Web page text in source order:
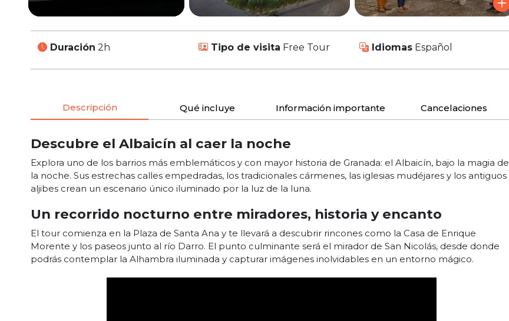
Duración 2h Tipo de visita Free Tour IdiomasEspañol
Descripción Qué incluye Información importante Cancelaciones
Descubre el Albaicín al caer la noche
Explora uno de los barrios más emblemáticos y con mayor historia de Granada: el Albaicín, bajo la magia de
la noche. Sus estrechas calles empedradas, los tradicionales cármenes, las iglesias mudéjares y los antiguos
aljibes crean un escenario único iluminado por la luz de la luna.
Un recorrido nocturno entre miradores, historia y encanto
El tour comienza en la Plaza de Santa Ana y te llevará a descubrir rincones como la Casa de Enrique
Morente y los paseos junto al río Darro. El punto culminante será el mirador de San Nicolás, desde donde
podrás contemplar la Alhambra iluminada y capturar imágenes inolvidables en un entorno mágico.